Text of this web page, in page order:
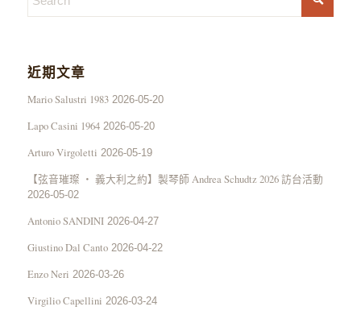
近期文章
Mario Salustri 1983 2026-05-20
Lapo Casini 1964 2026-05-20
Arturo Virgoletti 2026-05-19
【弦音璀璨 ‧ 義大利之約】製琴師 Andrea Schudtz 2026 訪台活動
2026-05-02
Antonio SANDINI 2026-04-27
Giustino Dal Canto 2026-04-22
Enzo Neri 2026-03-26
Virgilio Capellini 2026-03-24